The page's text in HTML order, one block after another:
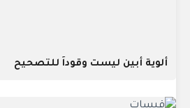
ألوية أبين ليست وقوداً للتصحيح